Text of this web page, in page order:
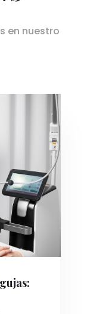
en nuestro